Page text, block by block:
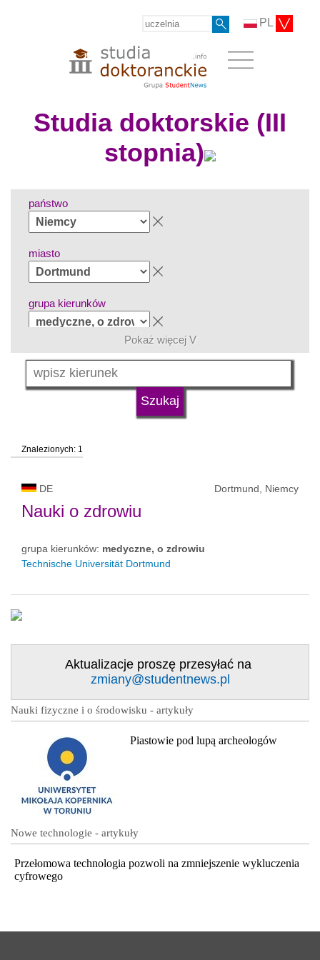
PL
Studia doktorskie (III
stopnia)
państwo
miasto
grupa kierunków
język
status uczelni
Pokaż więcej V
Znalezionych: 1
DE Dortmund, Niemcy
Nauki o zdrowiu
grupa kierunków: medyczne, o zdrowiu
Technische Universität Dortmund
Aktualizacje proszę przesyłać na
zmiany@studentnews.pl
Nauki fizyczne i o środowisku - artykuły
Piastowie pod lupą archeologów
Nowe technologie - artykuły
Przełomowa technologia pozwoli na zmniejszenie wykluczenia
cyfrowego